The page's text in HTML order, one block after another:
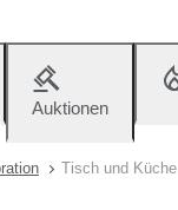
Auktionen
Tisch und Küche